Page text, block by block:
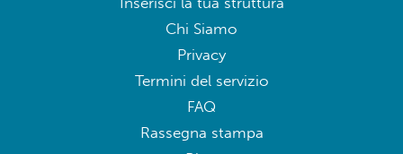
Chi Siamo
Privacy
Termini del servizio
FAQ
Rassegna stampa